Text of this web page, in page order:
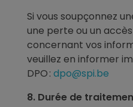
Si vous soupçonnez
une perte ou un
concernant vos
veuillez en informer
DPO : dpo@spi.be
8. Durée de